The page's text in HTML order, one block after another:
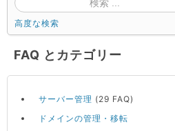
高度な検索
FAQ とカテゴリー
サーバー管理 (29 FAQ)
ドメインの管理・移転